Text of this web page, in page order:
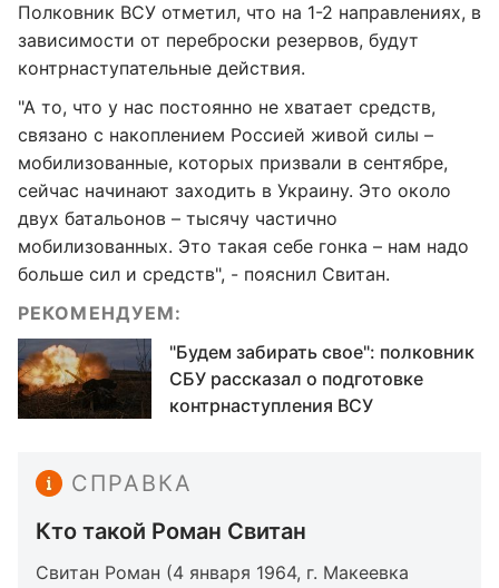
Полковник ВСУ отметил, что на 1-2 направлениях, в
зависимости от переброски резервов, будут
контрнаступательные действия.
"А то, что у нас постоянно не хватает средств,
связано с накоплением Россией живой силы –
мобилизованные, которых призвали в сентябре,
сейчас начинают заходить в Украину. Это около
двух батальонов – тысячу частично
мобилизованных. Это такая себе гонка – нам надо
больше сил и средств", - пояснил Свитан.
РЕКОМЕНДУЕМ:
"Будем забирать свое": полковник
СБУ рассказал о подготовке
контрнаступления ВСУ
СПРАВКА
Кто такой Роман Свитан
Свитан Роман (4 января 1964, г. Макеевка